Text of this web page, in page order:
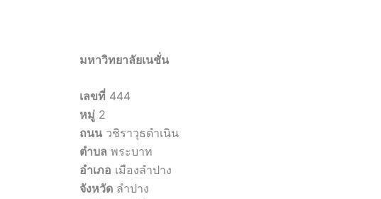
มหาวิทยาลัยเนชั่น
เลขที่ 444
หมู่ 2
ถนน วชิราวุธดำเนิน
ตำบล พระบาท
อำเภอ เมืองลำปาง
จังหวัด ลำปาง